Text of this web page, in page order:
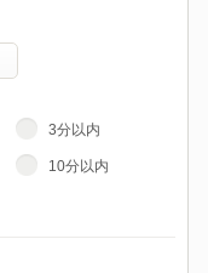
3分以内
10分以内